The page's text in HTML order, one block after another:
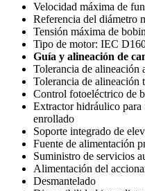
Velocidad máxima de
Referencia del diámetro
Tensión máxima de
Tipo de motor: IEC
Guía y alineación de
Tolerancia de alineación
Tolerancia de alineación
Control fotoeléctrico de
Extractor hidráulico
enrollado
Soporte integrado de
Fuente de alimentación
Suministro de servicios
Alimentación del
Desmantelado